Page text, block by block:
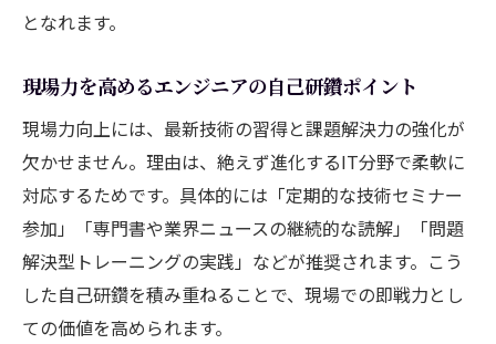
となれます。
現場力を高めるエンジニアの自己研鑽ポイント
現場力向上には、最新技術の習得と課題解決力の強化が
欠かせません。理由は、絶えず進化するIT分野で柔軟に
対応するためです。具体的には「定期的な技術セミナー
参加」「専門書や業界ニュースの継続的な読解」「問題
解決型トレーニングの実践」などが推奨されます。こう
した自己研鑽を積み重ねることで、現場での即戦力とし
ての価値を高められます。